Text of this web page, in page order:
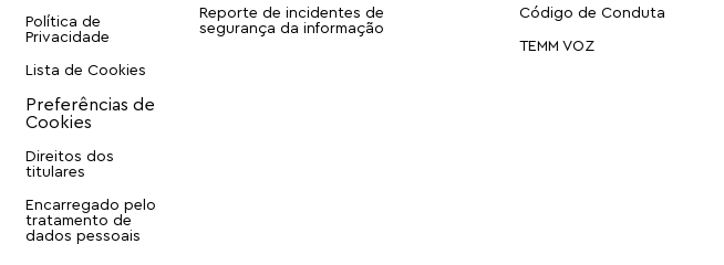
Política de
Privacidade
Lista de Cookies
Direitos dos
titulares
Encarregado pelo
tratamento de
dados pessoais
Reporte de incidentes de
segurança da informação
Código de Conduta
TEMM VOZ